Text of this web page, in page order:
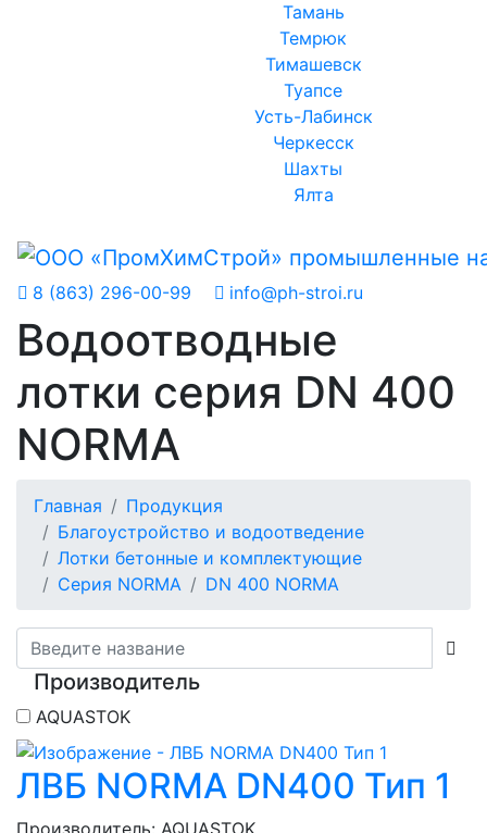
Тамань
Темрюк
Тимашевск
Туапсе
Усть-Лабинск
Черкесск
Шахты
Ялта
8 (863) 296-00-99 info@ph-stroi.ru
Водоотводные
лотки серия DN 400
NORMA
Главная
Продукция
Благоустройство и водоотведение
Лотки бетонные и комплектующие
Серия NORMA
DN 400 NORMA
Производитель
AQUASTOK
ЛВБ NORMA DN400 Тип 1